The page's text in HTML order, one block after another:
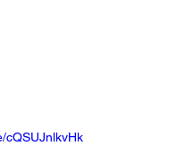
cQSUJnlkvHk